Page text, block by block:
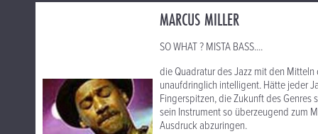
MARCUS MILLER
SO WHAT ? MISTA BASS....
die Quadratur des Jazz mit den
unaufdringlich intelligent. Hätte jeder
Fingerspitzen, die Zukunft des Genres
sein Instrument so überzeugend zum
Ausdruck abzuringen.